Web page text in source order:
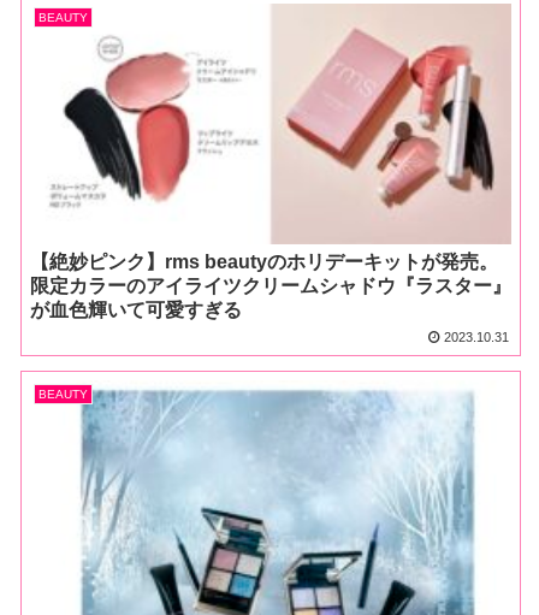
BEAUTY
【絶妙ピンク】rms beautyのホリデーキットが発売。
限定カラーのアイライツクリームシャドウ『ラスター』
が血色輝いて可愛すぎる
2023.10.31
BEAUTY